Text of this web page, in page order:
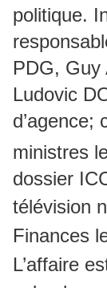
politique.
PDG, Guy
Ludovic
d’agence;
ministres
dossier
télévision
Finances
L’affaire